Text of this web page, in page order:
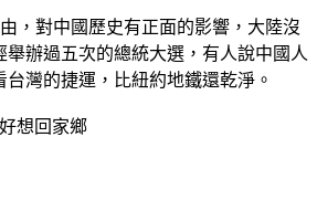
，對中國歷史有正面的影響，大陸沒
舉辦過五次的總統大選，有人說中國人
灣的捷運，比紐約地鐵還乾淨。
想回家鄉